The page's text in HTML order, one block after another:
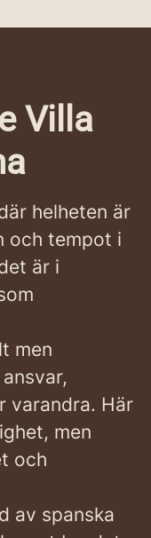
Villa
helheten är
och tempot i
är i
men
varandra. Här
men
och
av spanska